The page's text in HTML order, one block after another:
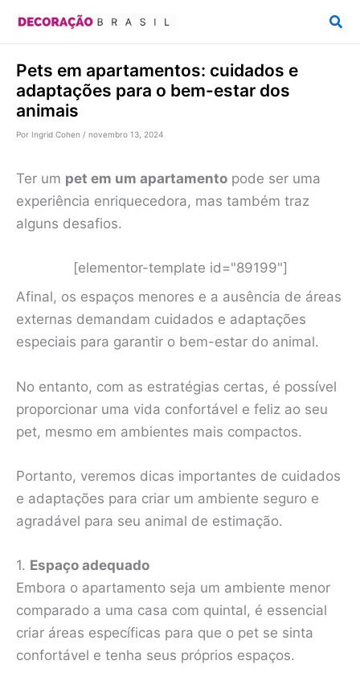
conteúdo
Pets em apartamentos: cuidados e
adaptações para o bem-estar dos
animais
Por Ingrid Cohen / novembro 13, 2024
Ter um pet em um apartamento pode ser uma
experiência enriquecedora, mas também traz
alguns desafios.
[elementor-template id="89199"]
Afinal, os espaços menores e a ausência de áreas
externas demandam cuidados e adaptações
especiais para garantir o bem-estar do animal.
No entanto, com as estratégias certas, é possível
proporcionar uma vida confortável e feliz ao seu
pet, mesmo em ambientes mais compactos.
Portanto, veremos dicas importantes de cuidados
e adaptações para criar um ambiente seguro e
agradável para seu animal de estimação.
1. Espaço adequado
Embora o apartamento seja um ambiente menor
comparado a uma casa com quintal, é essencial
criar áreas específicas para que o pet se sinta
confortável e tenha seus próprios espaços.